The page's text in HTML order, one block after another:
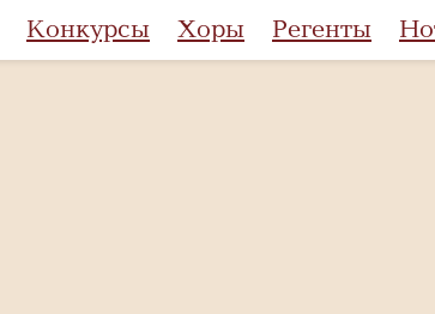
Конкурсы Хоры Регенты